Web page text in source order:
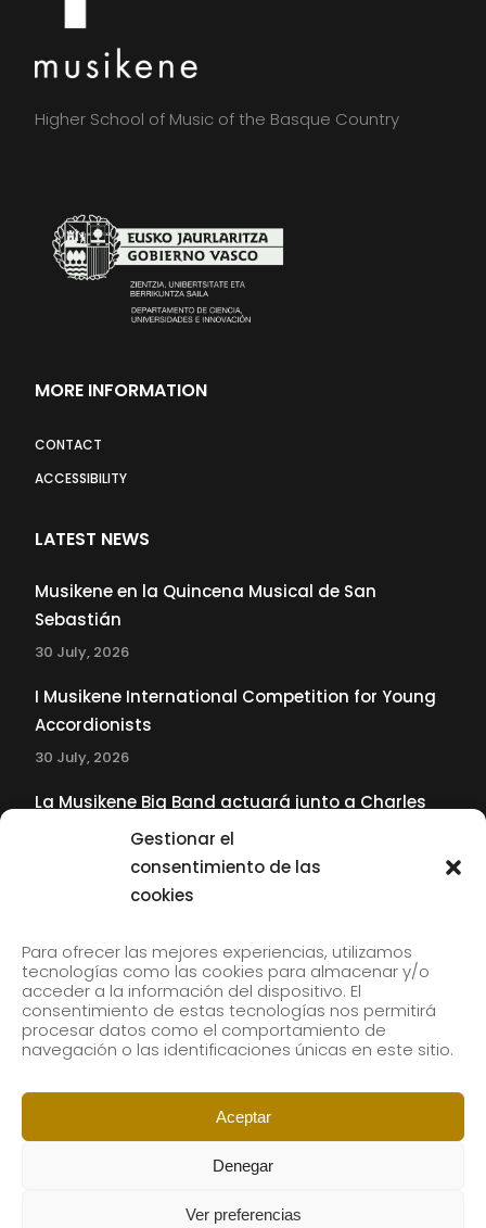
Gestionar el
consentimiento de las
cookies
Para ofrecer las mejores experiencias, utilizamos
tecnologías como las cookies para almacenar y/o
acceder a la información del dispositivo. El
consentimiento de estas tecnologías nos permitirá
procesar datos como el comportamiento de
navegación o las identificaciones únicas en este sitio.
Aceptar
Denegar
Ver preferencias
Higher School of Music of the Basque Country
MORE INFORMATION
CONTACT
ACCESSIBILITY
LATEST NEWS
Musikene en la Quincena Musical de San
Sebastián
30 July, 2026
I Musikene International Competition for Young
Accordionists
30 July, 2026
La Musikene Big Band actuará junto a Charles
Tolliver en el 61 Jazzaldia
Subscribe to our newsletter to receive our news by
email.